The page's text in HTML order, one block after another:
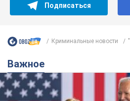
Подписаться
Криминальные новости
Важное